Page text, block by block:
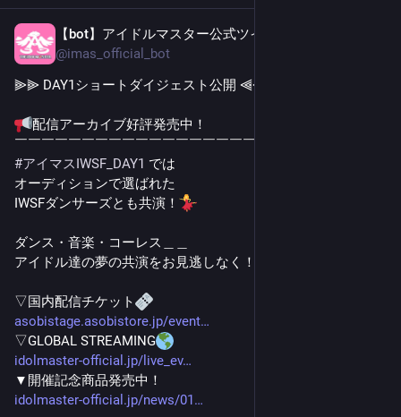
【bot】アイドルマスター公式ツイッター
@imas_official_bot
⫸⫸ DAY1ショートダイジェスト公開 ⫷⫷
配信アーカイブ好評発売中！
￣￣￣￣￣￣￣￣￣￣￣￣￣￣￣￣￣￣
#アイマスIWSF_DAY1 では
オーディションで選ばれた
IWSFダンサーズとも共演！
ダンス・音楽・コーレス＿＿
アイドル達の夢の共演をお見逃しなく！
▽国内配信チケット
asobistage.asobistore.jp/event
▽GLOBAL STREAMING
idolmaster-official.jp/live_ev
▼開催記念商品発売中！
idolmaster-official.jp/news/01